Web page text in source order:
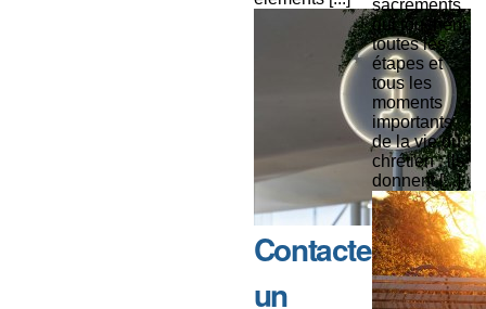
Contacter
un
sacrements
qui touchent
toutes les
étapes et
tous les
moments
importants
de la vie du
chrétien : ils
donnent [...]